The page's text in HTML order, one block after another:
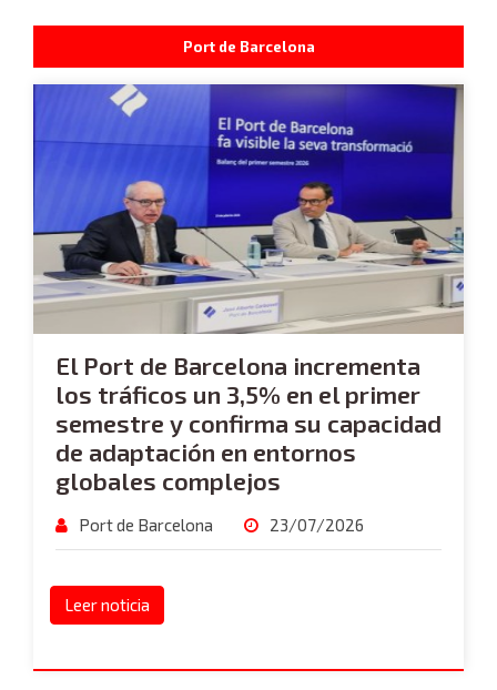
Port de Barcelona
El Port de Barcelona incrementa
los tráficos un 3,5% en el primer
semestre y confirma su capacidad
de adaptación en entornos
globales complejos
Port de Barcelona 23/07/2026
Leer noticia